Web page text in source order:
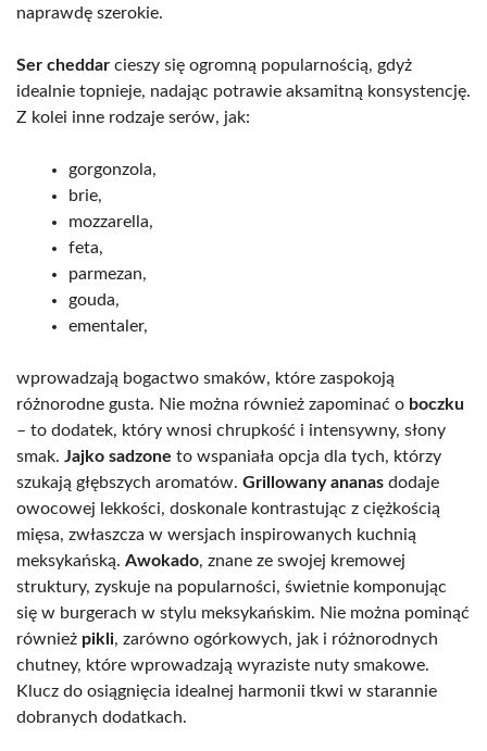
naprawdę szerokie.
Ser cheddar cieszy się ogromną popularnością, gdyż
idealnie topnieje, nadając potrawie aksamitną konsystencję.
Z kolei inne rodzaje serów, jak:
gorgonzola,
brie,
mozzarella,
feta,
parmezan,
gouda,
ementaler,
wprowadzają bogactwo smaków, które zaspokoją
różnorodne gusta. Nie można również zapominać o boczku
– to dodatek, który wnosi chrupkość i intensywny, słony
smak. Jajko sadzone to wspaniała opcja dla tych, którzy
szukają głębszych aromatów. Grillowany ananas dodaje
owocowej lekkości, doskonale kontrastując z ciężkością
mięsa, zwłaszcza w wersjach inspirowanych kuchnią
meksykańską. Awokado, znane ze swojej kremowej
struktury, zyskuje na popularności, świetnie komponując
się w burgerach w stylu meksykańskim. Nie można pominąć
również pikli, zarówno ogórkowych, jak i różnorodnych
chutney, które wprowadzają wyraziste nuty smakowe.
Klucz do osiągnięcia idealnej harmonii tkwi w starannie
dobranych dodatkach.